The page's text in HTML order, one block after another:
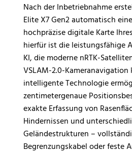
Nach der Inbetriebnahme
Elite X7 Gen2 automatisch
hochpräzise digitale Karte
hierfür ist die leistungsfähige
KI, die moderne nRTK-
VSLAM-2.0-
intelligente Technologie
zentimetergenaue
exakte Erfassung von
Hindernissen und
Geländestrukturen –
Begrenzungskabel oder feste